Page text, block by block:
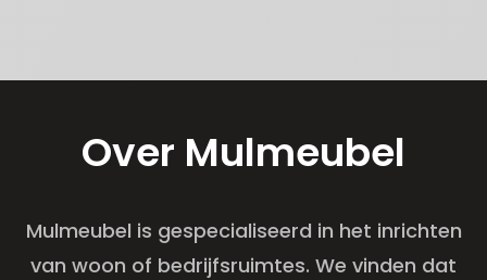
Over Mulmeubel
Mulmeubel is gespecialiseerd in het inrichten
van woon of bedrijfsruimtes. We vinden dat